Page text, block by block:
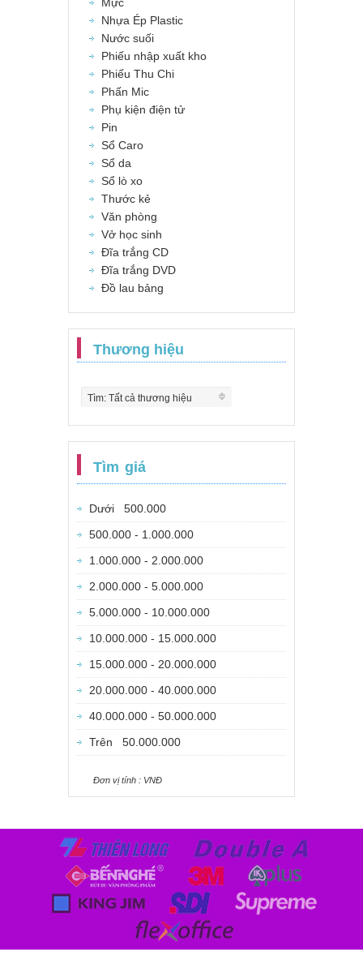
Nhựa Ép Plastic
Nước suối
Phiếu nhập xuất kho
Phiếu Thu Chi
Phấn Mic
Phụ kiện điện tử
Pin
Sổ Caro
Sổ da
Sổ lò xo
Thước kẻ
Văn phòng
Vở học sinh
Đĩa trắng CD
Đĩa trắng DVD
Đồ lau bảng
Thương hiệu
Tìm: Tất cả thương hiệu
Tìm giá
Dưới 500.000
500.000 - 1.000.000
1.000.000 - 2.000.000
2.000.000 - 5.000.000
5.000.000 - 10.000.000
10.000.000 - 15.000.000
15.000.000 - 20.000.000
20.000.000 - 40.000.000
40.000.000 - 50.000.000
Trên 50.000.000
Ðơn vị tính : VNÐ